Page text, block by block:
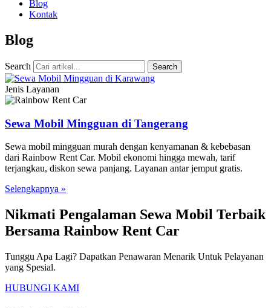
Blog
Kontak
Blog
Search Search
Jenis Layanan
Sewa Mobil Mingguan di Tangerang
Sewa mobil mingguan murah dengan kenyamanan & kebebasan
dari Rainbow Rent Car. Mobil ekonomi hingga mewah, tarif
terjangkau, diskon sewa panjang. Layanan antar jemput gratis.
Selengkapnya »
Nikmati Pengalaman Sewa Mobil Terbaik
Bersama Rainbow Rent Car
Tunggu Apa Lagi? Dapatkan Penawaran Menarik Untuk Pelayanan
yang Spesial.
HUBUNGI KAMI